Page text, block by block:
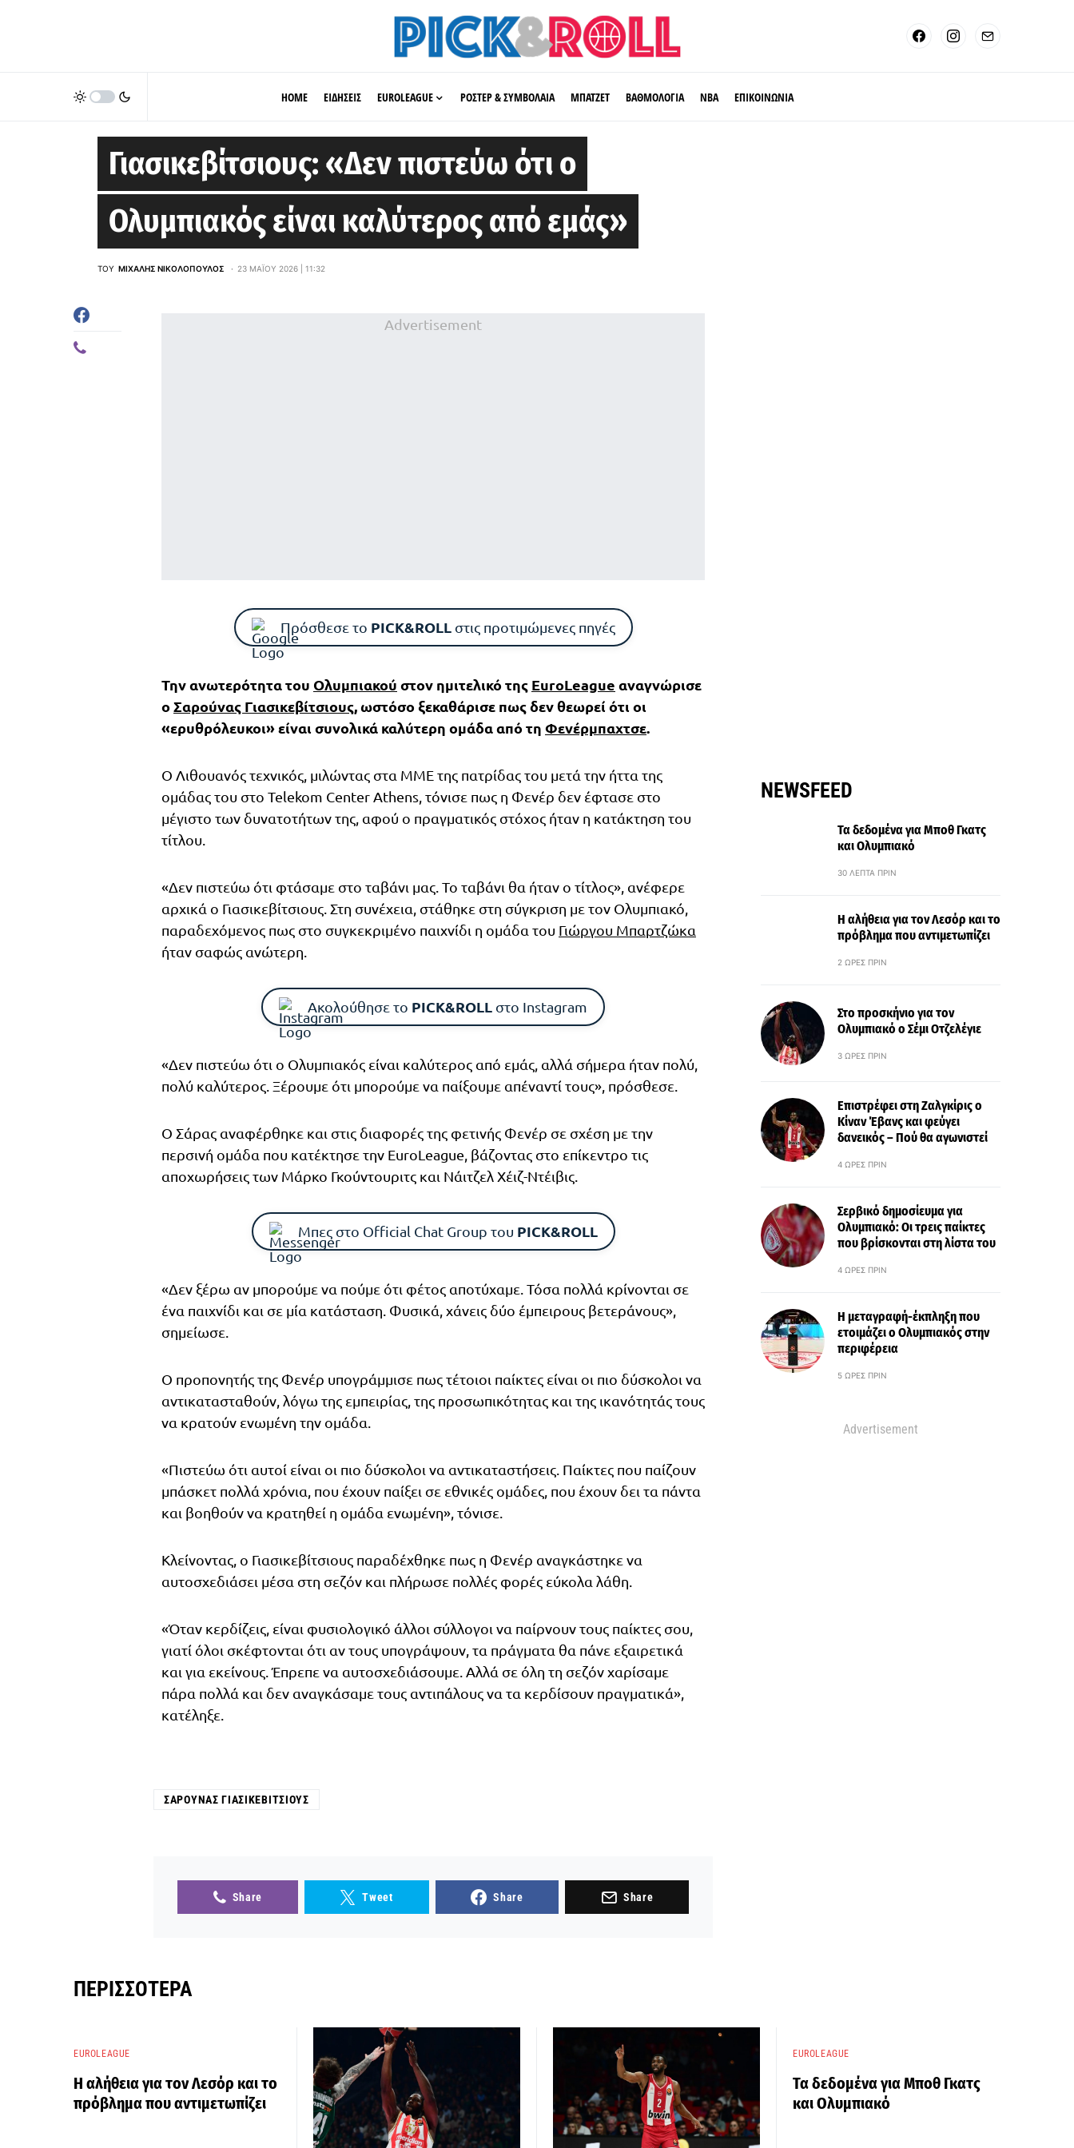
HOME ΕΙΔΗΣΕΙΣ EUROLEAGUE ΡΟΣΤΕΡ & ΣΥΜΒΟΛΑΙΑ ΜΠΑΤΖΕΤ ΒΑΘΜΟΛΟΓΙΑ ΝΒΑ ΕΠΙΚΟΙΝΩΝΙΑ
Γιασικεβίτσιους: «Δεν πιστεύω ότι ο
Ολυμπιακός είναι καλύτερος από εμάς»
ΤΟΥ ΜΙΧΆΛΗΣ ΝΙΚΟΛΌΠΟΥΛΟΣ 23 ΜΑΪ́ΟΥ 2026 | 11:32
Advertisement
Πρόσθεσε το PICK&ROLLστις προτιμώμενες πηγές
Την ανωτερότητα του Ολυμπιακού στον ημιτελικό της EuroLeague αναγνώρισε
ο Σαρούνας Γιασικεβίτσιους, ωστόσο ξεκαθάρισε πως δεν θεωρεί ότι οι
«ερυθρόλευκοι» είναι συνολικά καλύτερη ομάδα από τη Φενέρμπαχτσε.
Ο Λιθουανός τεχνικός, μιλώντας στα ΜΜΕ της πατρίδας του μετά την ήττα της
ομάδας του στο Telekom Center Athens, τόνισε πως η Φενέρ δεν έφτασε στο
μέγιστο των δυνατοτήτων της, αφού ο πραγματικός στόχος ήταν η κατάκτηση του
τίτλου.
«Δεν πιστεύω ότι φτάσαμε στο ταβάνι μας. Το ταβάνι θα ήταν ο τίτλος», ανέφερε
αρχικά ο Γιασικεβίτσιους. Στη συνέχεια, στάθηκε στη σύγκριση με τον Ολυμπιακό,
παραδεχόμενος πως στο συγκεκριμένο παιχνίδι η ομάδα του Γιώργου Μπαρτζώκα
ήταν σαφώς ανώτερη.
Ακολούθησε το PICK&ROLL στο Instagram
«Δεν πιστεύω ότι ο Ολυμπιακός είναι καλύτερος από εμάς, αλλά σήμερα ήταν πολύ,
πολύ καλύτερος. Ξέρουμε ότι μπορούμε να παίξουμε απέναντί τους», πρόσθεσε.
Ο Σάρας αναφέρθηκε και στις διαφορές της φετινής Φενέρ σε σχέση με την
περσινή ομάδα που κατέκτησε την EuroLeague, βάζοντας στο επίκεντρο τις
αποχωρήσεις των Μάρκο Γκούντουριτς και Νάιτζελ Χέιζ-Ντέιβις.
Μπες στο Official Chat Group του PICK&ROLL
«Δεν ξέρω αν μπορούμε να πούμε ότι φέτος αποτύχαμε. Τόσα πολλά κρίνονται σε
ένα παιχνίδι και σε μία κατάσταση. Φυσικά, χάνεις δύο έμπειρους βετεράνους»,
σημείωσε.
Ο προπονητής της Φενέρ υπογράμμισε πως τέτοιοι παίκτες είναι οι πιο δύσκολοι να
αντικατασταθούν, λόγω της εμπειρίας, της προσωπικότητας και της ικανότητάς τους
να κρατούν ενωμένη την ομάδα.
«Πιστεύω ότι αυτοί είναι οι πιο δύσκολοι να αντικαταστήσεις. Παίκτες που παίζουν
μπάσκετ πολλά χρόνια, που έχουν παίξει σε εθνικές ομάδες, που έχουν δει τα πάντα
και βοηθούν να κρατηθεί η ομάδα ενωμένη», τόνισε.
Κλείνοντας, ο Γιασικεβίτσιους παραδέχθηκε πως η Φενέρ αναγκάστηκε να
αυτοσχεδιάσει μέσα στη σεζόν και πλήρωσε πολλές φορές εύκολα λάθη.
«Όταν κερδίζεις, είναι φυσιολογικό άλλοι σύλλογοι να παίρνουν τους παίκτες σου,
γιατί όλοι σκέφτονται ότι αν τους υπογράψουν, τα πράγματα θα πάνε εξαιρετικά
και για εκείνους. Έπρεπε να αυτοσχεδιάσουμε. Αλλά σε όλη τη σεζόν χαρίσαμε
πάρα πολλά και δεν αναγκάσαμε τους αντιπάλους να τα κερδίσουν πραγματικά»,
κατέληξε.
ΣΑΡΟΎΝΑΣ ΓΙΑΣΙΚΕΒΊΤΣΙΟΥΣ
Share Tweet Share Share
NEWSFEED
Τα δεδομένα για Μποθ Γκατς
και Ολυμπιακό
30 ΛΕΠΤΆ ΠΡΙΝ
Η αλήθεια για τον Λεσόρ και το
πρόβλημα που αντιμετωπίζει
2 ΏΡΕΣ ΠΡΙΝ
Στο προσκήνιο για τον
Ολυμπιακό ο Σέμι Οτζελέγιε
3 ΏΡΕΣ ΠΡΙΝ
Επιστρέφει στη Ζαλγκίρις ο
Κίναν Έβανς και φεύγει
δανεικός – Πού θα αγωνιστεί
4 ΏΡΕΣ ΠΡΙΝ
Σερβικό δημοσίευμα για
Ολυμπιακό: Οι τρεις παίκτες
που βρίσκονται στη λίστα του
4 ΏΡΕΣ ΠΡΙΝ
Η μεταγραφή-έκπληξη που
ετοιμάζει ο Ολυμπιακός στην
περιφέρεια
5 ΏΡΕΣ ΠΡΙΝ
Advertisement
ΠΕΡΙΣΣΌΤΕΡΑ
EUROLEAGUE
Η αλήθεια για τον Λεσόρ και το
πρόβλημα που αντιμετωπίζει
EUROLEAGUE
Τα δεδομένα για Μποθ Γκατς
και Ολυμπιακό